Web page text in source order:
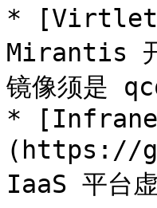
*
Mirantis 开
镜像须是
*
(https://
IaaS 平台虚